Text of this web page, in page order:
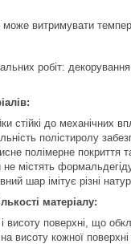
може витримувати
робіт:
стійкі до механічних
полістиролу
полімерне покриття
не містять
шар імітує різні
матеріалу:
висоту поверхні, що
висоту кожної